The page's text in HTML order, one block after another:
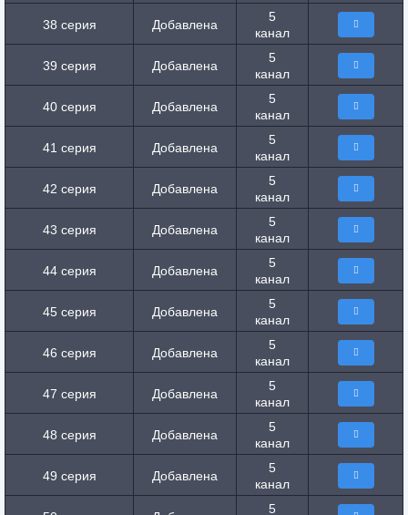
38 серия Добавлена
5
канал
39 серия Добавлена
5
канал
40 серия Добавлена
5
канал
41 серия Добавлена
5
канал
42 серия Добавлена
5
канал
43 серия Добавлена
5
канал
44 серия Добавлена
5
канал
45 серия Добавлена
5
канал
46 серия Добавлена
5
канал
47 серия Добавлена
5
канал
48 серия Добавлена
5
канал
49 серия Добавлена
5
канал
5